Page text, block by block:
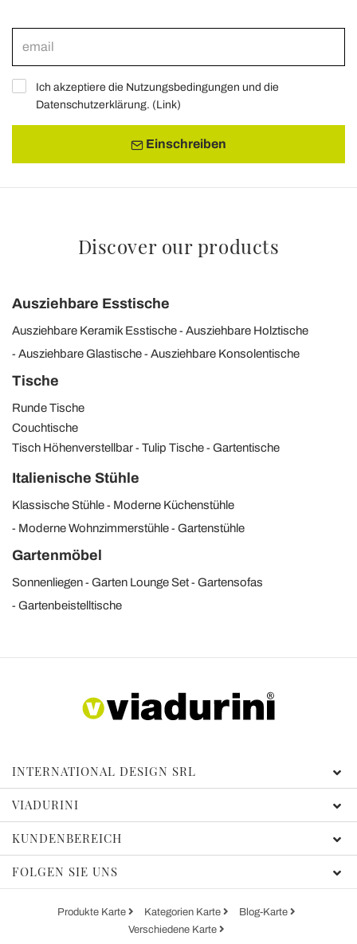
Ich akzeptiere die Nutzungsbedingungen und die
Datenschutzerklärung. (Link)
Einschreiben
Discover our products
Ausziehbare Esstische
Ausziehbare Keramik Esstische
Ausziehbare Holztische
Ausziehbare Glastische
Ausziehbare Konsolentische
Tische
Runde Tische
Couchtische
Tisch Höhenverstellbar
Tulip Tische Gartentische
Italienische Stühle
Klassische Stühle
Moderne Küchenstühle
Moderne Wohnzimmerstühle
Gartenstühle
Gartenmöbel
Sonnenliegen Garten Lounge Set
Gartensofas
Gartenbeistelltische
INTERNATIONAL DESIGN SRL
VIADURINI
KUNDENBEREICH
FOLGEN SIE UNS
Produkte Karte Kategorien Karte
Blog-Karte
Verschiedene Karte